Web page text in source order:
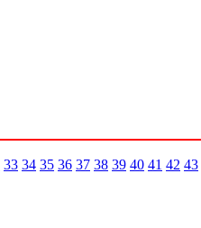
33 34 35 36 37 38 39 40 41 42 43